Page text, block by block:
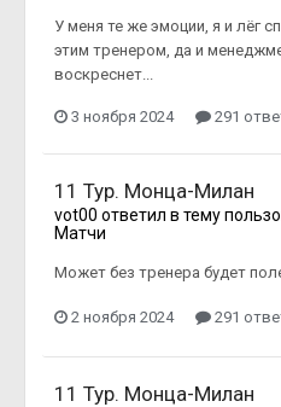
У меня те же эмоции, я и лёг
этим тренером, да и
воскреснет...
3 ноября 2024 291
11 Тур. Монца-Милан
vot00 ответил в тему
Матчи
Может без тренера будет
2 ноября 2024 291
11 Тур. Монца-Милан